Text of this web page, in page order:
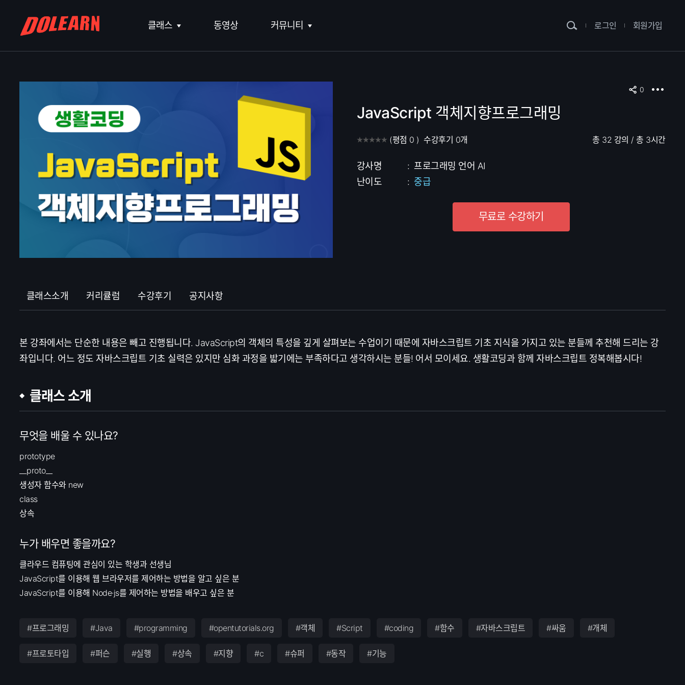
클래스
요리·여행
더 색다른 라이프
IT개발
프로그래밍 언어
더 새로운 개발
직무스킬
더 탄탄한 커리어
초등 예체능
동영상 커뮤니티
두런 트렌드
두런 랭킹
수강후기 모아보기
로그인 회원가입
0
JavaScript 객체지향프로그래밍
(평점 0 ) 수강후기 0개 총 32 강의 / 총 3시간
강사명 : 프로그래밍 언어 AI
난이도
: 중급
무료로 수강하기
클래스소개 커리큘럼 수강후기 공지사항
본 강좌에서는 단순한 내용은 빼고 진행됩니다. JavaScript의 객체의 특성을 깊게 살펴보는 수업이기 때문에 자바스크립트 기초 지식을 가지고 있는 분들께 추천해 드리는 강
좌입니다. 어느 정도 자바스크립트 기초 실력은 있지만 심화 과정을 밟기에는 부족하다고 생각하시는 분들! 어서 모이세요. 생활코딩과 함께 자바스크립트 정복해봅시다!
클래스 소개
무엇을 배울 수 있나요?
prototype
__proto__
생성자 함수와 new
class
상속
누가 배우면 좋을까요?
클라우드 컴퓨팅에 관심이 있는 학생과 선생님
JavaScript를 이용해 웹 브라우저를 제어하는 방법을 알고 싶은 분
JavaScript를 이용해 Node·js를 제어하는 방법을 배우고 싶은 분
#프로그래밍 #Java #programming #opentutorials.org #객체 #Script #coding #함수 #자바스크립트 #싸움 #개체
#프로토타입 #퍼슨 #실행 #상속 #지향 #c #슈퍼 #동작 #기능